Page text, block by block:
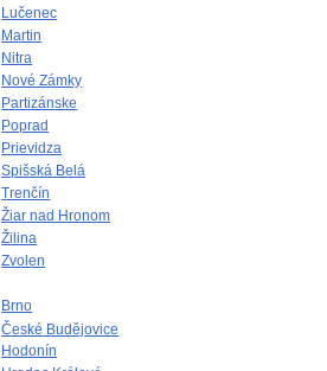
Lučenec
Martin
Nitra
Nové Zámky
Partizánske
Poprad
Prievidza
Spišská Belá
Trenčín
Žiar nad Hronom
Žilina
Zvolen
Brno
České Budějovice
Hodonín